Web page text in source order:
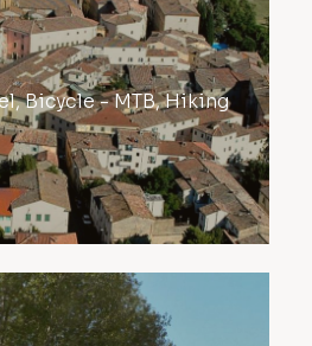
,Bicycle - MTB,Hiking